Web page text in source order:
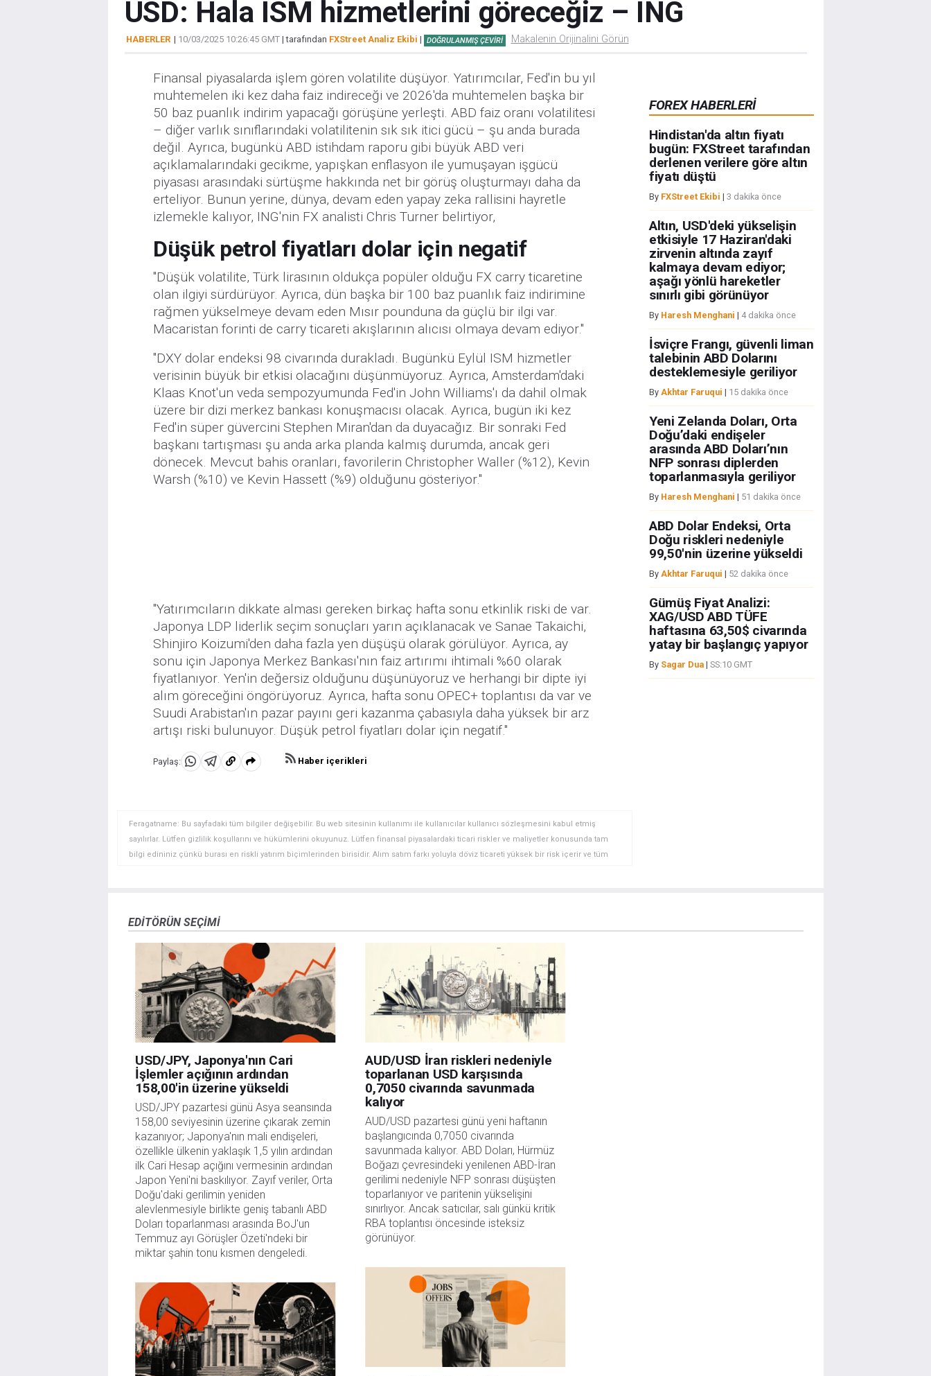
USD: Hala ISM hizmetlerini göreceğiz – ING
HABERLER | 10/03/2025 10:26:45 GMT| tarafından FXStreet Analiz Ekibi | DOĞRULANMIŞ ÇEVIRI Makalenin Orijinalini Görün
Finansal piyasalarda işlem gören volatilite düşüyor. Yatırımcılar, Fed'in bu yıl
muhtemelen iki kez daha faiz indireceği ve 2026'da muhtemelen başka bir
50 baz puanlık indirim yapacağı görüşüne yerleşti. ABD faiz oranı volatilitesi
– diğer varlık sınıflarındaki volatilitenin sık sık itici gücü – şu anda burada
değil. Ayrıca, bugünkü ABD istihdam raporu gibi büyük ABD veri
açıklamalarındaki gecikme, yapışkan enflasyon ile yumuşayan işgücü
piyasası arasındaki sürtüşme hakkında net bir görüş oluşturmayı daha da
erteliyor. Bunun yerine, dünya, devam eden yapay zeka rallisini hayretle
izlemekle kalıyor, ING'nin FX analisti Chris Turner belirtiyor,
Düşük petrol fiyatları dolar için negatif
"Düşük volatilite, Türk lirasının oldukça popüler olduğu FX carry ticaretine
olan ilgiyi sürdürüyor. Ayrıca, dün başka bir 100 baz puanlık faiz indirimine
rağmen yükselmeye devam eden Mısır pounduna da güçlü bir ilgi var.
Macaristan forinti de carry ticareti akışlarının alıcısı olmaya devam ediyor."
"DXY dolar endeksi 98 civarında durakladı. Bugünkü Eylül ISM hizmetler
verisinin büyük bir etkisi olacağını düşünmüyoruz. Ayrıca, Amsterdam'daki
Klaas Knot'un veda sempozyumunda Fed'in John Williams'ı da dahil olmak
üzere bir dizi merkez bankası konuşmacısı olacak. Ayrıca, bugün iki kez
Fed'in süper güvercini Stephen Miran'dan da duyacağız. Bir sonraki Fed
başkanı tartışması şu anda arka planda kalmış durumda, ancak geri
dönecek. Mevcut bahis oranları, favorilerin Christopher Waller (%12), Kevin
Warsh (%10) ve Kevin Hassett (%9) olduğunu gösteriyor."
"Yatırımcıların dikkate alması gereken birkaç hafta sonu etkinlik riski de var.
Japonya LDP liderlik seçim sonuçları yarın açıklanacak ve Sanae Takaichi,
Shinjiro Koizumi'den daha fazla yen düşüşü olarak görülüyor. Ayrıca, ay
sonu için Japonya Merkez Bankası'nın faiz artırımı ihtimali %60 olarak
fiyatlanıyor. Yen'in değersiz olduğunu düşünüyoruz ve herhangi bir dipte iyi
alım göreceğini öngörüyoruz. Ayrıca, hafta sonu OPEC+ toplantısı da var ve
Suudi Arabistan'ın pazar payını geri kazanma çabasıyla daha yüksek bir arz
artışı riski bulunuyor. Düşük petrol fiyatları dolar için negatif."
Paylaş:
WhatsApp'da
Telegram'da
Panoya
Haber içerikleri
Feragatname: Bu sayfadaki tüm bilgiler değişebilir. Bu web sitesinin kullanımı ile kullanıcılar kullanıcı sözleşmesini kabul etmiş
sayılırlar. Lütfen gizlilik koşullarını ve hükümlerini okuyunuz. Lütfen finansal piyasalardaki ticari riskler ve maliyetler konusunda tam
bilgi edininiz çünkü burası en riskli yatırım biçimlerinden birisidir. Alım satım farkı yoluyla döviz ticareti yüksek bir risk içerir ve tüm
doğrulamak zorunda değildir. FXStreet’de verilen herhangi bir görüş, haber, araştırma, analiz, fiyatlar veya fxstreet.comtarafından bu
sitede yayınlanan bilgiler çalışanlar, ortaklar yada katkıda bulunanlar tarafından genel piyasa yorumu olarak verilmiştir ve yatırım
danışmanlığı teşkil etmemektedir. FXStreet bu tür bilgilerin kullanımı nedeniyle doğrudan yada dolaylı olarak ortaya çıkabilecek
herhangi bir kar kaybı herhangi bir sınırlama olmaksızın herhangi bir kayıp ya da hasar için sorumluluk kabul etmemektedir.
FOREX HABERLERİ
Hindistan'da altın fiyatı
bugün: FXStreet tarafından
derlenen verilere göre altın
fiyatı düştü
By FXStreet Ekibi | 3 dakika önce
Altın, USD'deki yükselişin
etkisiyle 17 Haziran'daki
zirvenin altında zayıf
kalmaya devam ediyor;
aşağı yönlü hareketler
sınırlı gibi görünüyor
By Haresh Menghani | 4 dakika önce
İsviçre Frangı, güvenli liman
talebinin ABD Dolarını
desteklemesiyle geriliyor
By Akhtar Faruqui | 15 dakika önce
Yeni Zelanda Doları, Orta
Doğu’daki endişeler
arasında ABD Doları’nın
NFP sonrası diplerden
toparlanmasıyla geriliyor
By Haresh Menghani | 51 dakika önce
ABD Dolar Endeksi, Orta
Doğu riskleri nedeniyle
99,50'nin üzerine yükseldi
By Akhtar Faruqui | 52 dakika önce
Gümüş Fiyat Analizi:
XAG/USD ABD TÜFE
haftasına 63,50$ civarında
yatay bir başlangıç yapıyor
By Sagar Dua| SS:10 GMT
EDITÖRÜN SEÇIMI
USD/JPY, Japonya'nın Cari
İşlemler açığının ardından
158,00'in üzerine yükseldi
USD/JPY pazartesi günü Asya seansında
158,00 seviyesinin üzerine çıkarak zemin
kazanıyor; Japonya'nın mali endişeleri,
özellikle ülkenin yaklaşık 1,5 yılın ardından
ilk Cari Hesap açığını vermesinin ardından
Japon Yeni'ni baskılıyor. Zayıf veriler, Orta
Doğu'daki gerilimin yeniden
alevlenmesiyle birlikte geniş tabanlı ABD
Doları toparlanması arasında BoJ'un
Temmuz ayı Görüşler Özeti'ndeki bir
miktar şahin tonu kısmen dengeledi.
AUD/USD İran riskleri nedeniyle
toparlanan USD karşısında
0,7050 civarında savunmada
kalıyor
AUD/USD pazartesi günü yeni haftanın
başlangıcında 0,7050 civarında
savunmada kalıyor. ABD Doları, Hürmüz
Boğazı çevresindeki yenilenen ABD-İran
gerilimi nedeniyle NFP sonrası düşüşten
toparlanıyor ve paritenin yükselişini
sınırlıyor. Ancak satıcılar, salı günkü kritik
RBA toplantısı öncesinde isteksiz
görünüyor.